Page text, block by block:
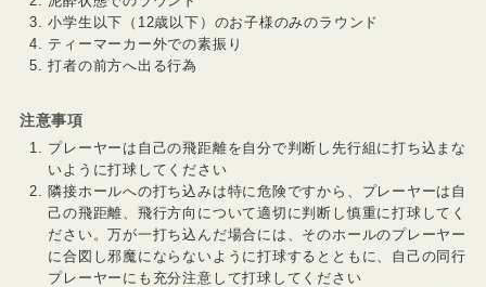
小学生以下（12歳以下）のお子様のみのラウンド
ティーマーカー外での素振り
打者の前方へ出る行為
注意事項
プレーヤーは自己の飛距離を自分で判断し先行組に打ち込まな
いように打球してください
隣接ホールへの打ち込みは特に危険ですから、プレーヤーは自
己の飛距離、飛行方向について適切に判断し慎重に打球してく
ださい。万が一打ち込んだ場合には、そのホールのプレーヤー
に合図し邪魔にならないように打球するとともに、自己の同行
プレーヤーにも充分注意して打球してください